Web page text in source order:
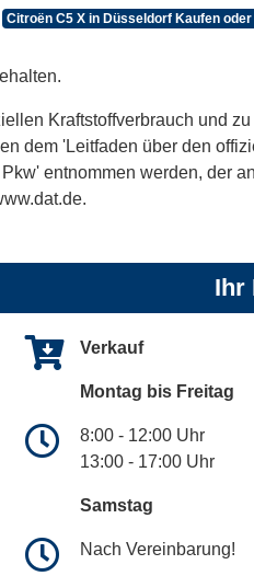
Citroën C5 X in Düsseldorf Kaufen
Kraftstoffverbrauch und
dem 'Leitfaden über den
entnommen werden, der
Ihr
Verkauf
Montag bis Freitag
8:00 - 12:00 Uhr
13:00 - 17:00 Uhr
Samstag
Nach Vereinbarung!